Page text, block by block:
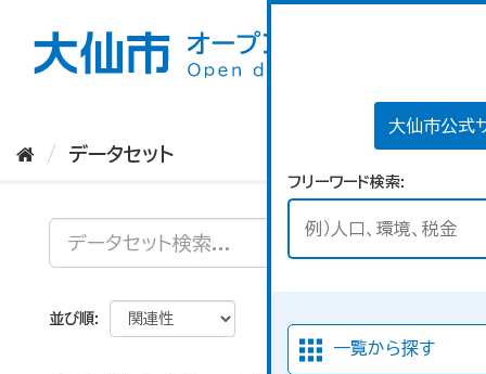
大仙市公式
フリーワード検索
一覧から探す
データセット
並び順